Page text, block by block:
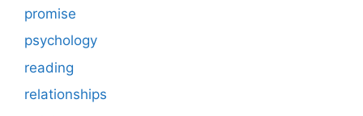
promise
psychology
reading
relationships